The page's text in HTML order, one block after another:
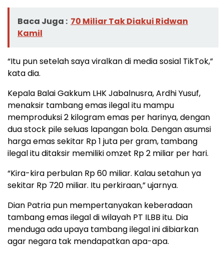
Baca Juga : 70 Miliar Tak Diakui Ridwan
Kamil
“Itu pun setelah saya viralkan di media sosial TikTok,”
kata dia.
Kepala Balai Gakkum LHK Jabalnusra, Ardhi Yusuf,
menaksir tambang emas ilegal itu mampu
memproduksi 2 kilogram emas per harinya, dengan
dua stock pile seluas lapangan bola. Dengan asumsi
harga emas sekitar Rp 1 juta per gram, tambang
ilegal itu ditaksir memiliki omzet Rp 2 miliar per hari.
“Kira-kira perbulan Rp 60 miliar. Kalau setahun ya
sekitar Rp 720 miliar. Itu perkiraan,” ujarnya.
Dian Patria pun mempertanyakan keberadaan
tambang emas ilegal di wilayah PT ILBB itu. Dia
menduga ada upaya tambang ilegal ini dibiarkan
agar negara tak mendapatkan apa-apa.